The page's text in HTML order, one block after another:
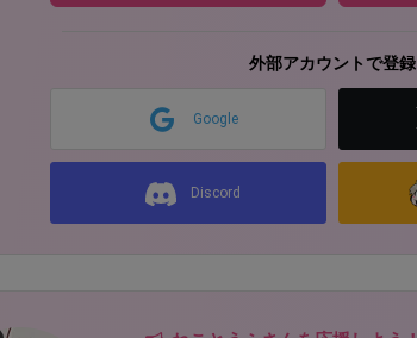
外部アカウントで登録
Google
Discord